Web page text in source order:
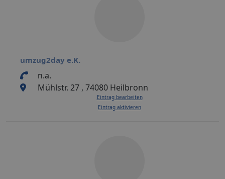
umzug2day e.K.
n.a.
Mühlstr. 27 , 74080 Heilbronn
Eintrag bearbeiten
Eintrag aktivieren